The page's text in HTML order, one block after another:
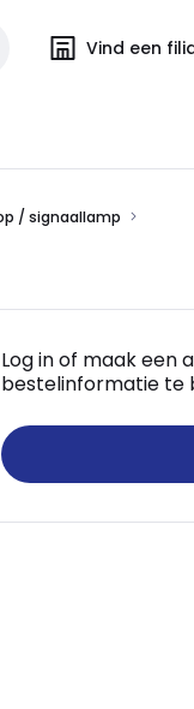
Vind een
/ signaallamp
Log in of maak een
bestelinformatie te